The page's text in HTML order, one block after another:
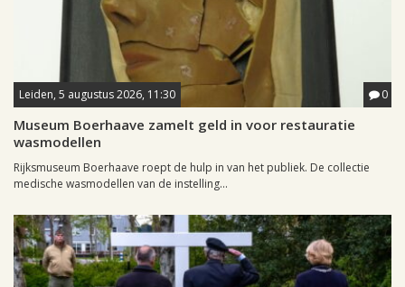
Leiden, 5 augustus 2026, 11:30 0
Museum Boerhaave zamelt geld in voor restauratie
wasmodellen
Rijksmuseum Boerhaave roept de hulp in van het publiek. De collectie
medische wasmodellen van de instelling...